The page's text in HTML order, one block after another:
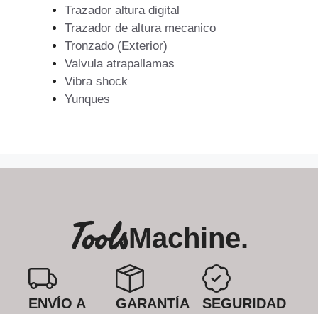
Trazador altura digital
Trazador de altura mecanico
Tronzado (Exterior)
Valvula atrapallamas
Vibra shock
Yunques
ToolsMachine.
ENVÍO A
GARANTÍA
SEGURIDAD